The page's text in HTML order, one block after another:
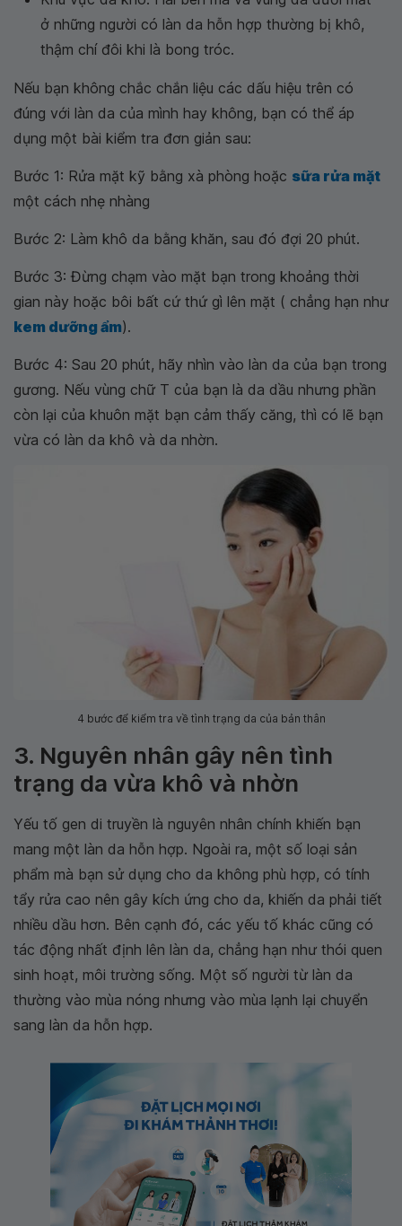
ở những người có làn da hỗn hợp thường bị khô,
thậm chí đôi khi là bong tróc.
Nếu bạn không chắc chắn liệu các dấu hiệu trên có
đúng với làn da của mình hay không, bạn có thể áp
dụng một bài kiểm tra đơn giản sau:
Bước 1: Rửa mặt kỹ bằng xà phòng hoặc sữa rửa mặt
một cách nhẹ nhàng
Bước 2: Làm khô da bằng khăn, sau đó đợi 20 phút.
Bước 3: Đừng chạm vào mặt bạn trong khoảng thời
gian này hoặc bôi bất cứ thứ gì lên mặt ( chẳng hạn như
kem dưỡng ẩm).
Bước 4: Sau 20 phút, hãy nhìn vào làn da của bạn trong
gương. Nếu vùng chữ T của bạn là da dầu nhưng phần
còn lại của khuôn mặt bạn cảm thấy căng, thì có lẽ bạn
vừa có làn da khô và da nhờn.
4 bước để kiểm tra về tình trạng da của bản thân
3. Nguyên nhân gây nên tình
trạng da vừa khô và nhờn
Yếu tố gen di truyền là nguyên nhân chính khiến bạn
mang một làn da hỗn hợp. Ngoài ra, một số loại sản
phẩm mà bạn sử dụng cho da không phù hợp, có tính
tẩy rửa cao nên gây kích ứng cho da, khiến da phải tiết
nhiều dầu hơn. Bên cạnh đó, các yếu tố khác cũng có
tác động nhất định lên làn da, chẳng hạn như thói quen
sinh hoạt, môi trường sống. Một số người từ làn da
thường vào mùa nóng nhưng vào mùa lạnh lại chuyển
sang làn da hỗn hợp.